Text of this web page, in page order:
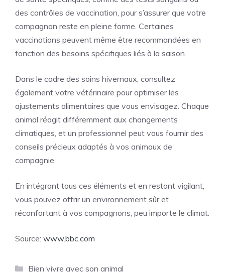
des contrôles de vaccination, pour s’assurer que votre
compagnon reste en pleine forme. Certaines
vaccinations peuvent même être recommandées en
fonction des besoins spécifiques liés à la saison.
Dans le cadre des soins hivernaux, consultez
également votre vétérinaire pour optimiser les
ajustements alimentaires que vous envisagez. Chaque
animal réagit différemment aux changements
climatiques, et un professionnel peut vous fournir des
conseils précieux adaptés à vos animaux de
compagnie.
En intégrant tous ces éléments et en restant vigilant,
vous pouvez offrir un environnement sûr et
réconfortant à vos compagnons, peu importe le climat.
Source: www.bbc.com
Catégories
Bien vivre avec son animal